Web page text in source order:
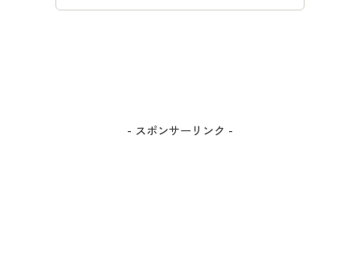
- スポンサーリンク -